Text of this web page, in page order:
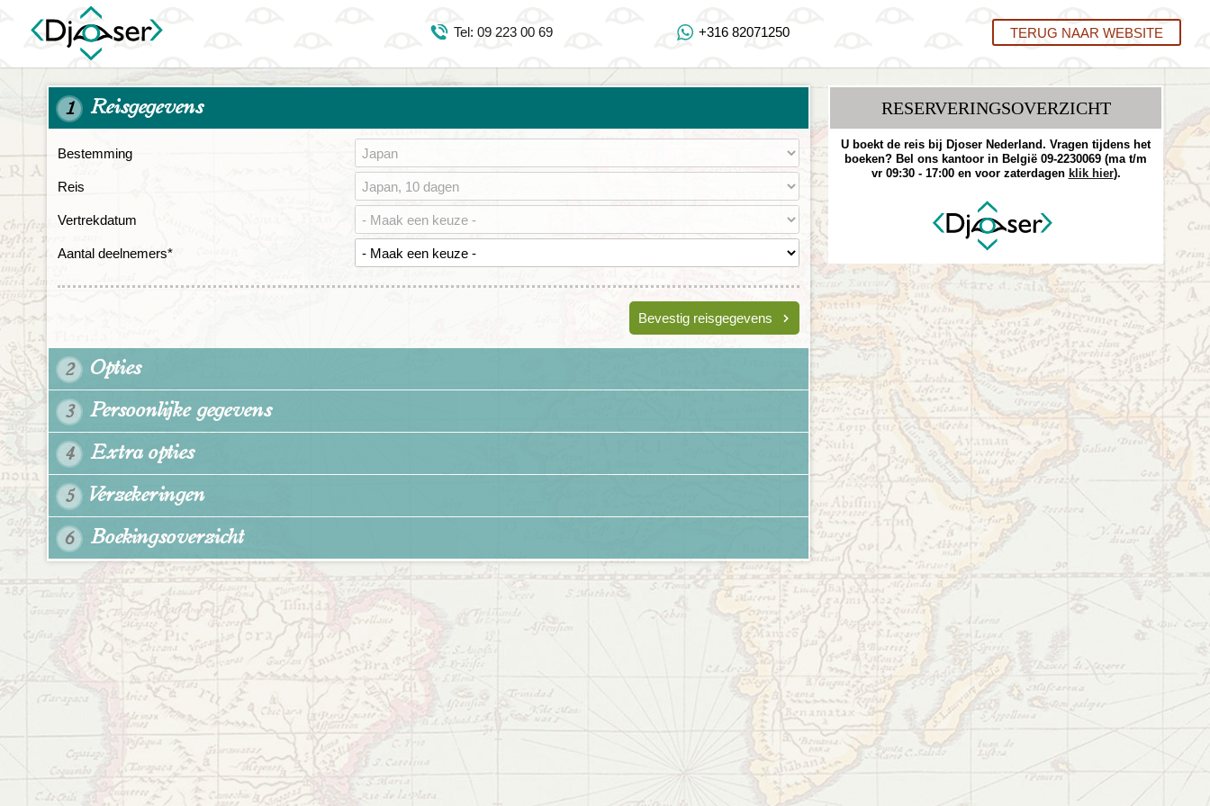
Tel: 09 223 00 69
https://www.youtube.com/user/DjoserWebsite
https://www.instagram.com/djoser_reizen/
Tel: 09 223 00 69 +316 82071250 TERUG NAAR WEBSITE
1 Reisgegevens
Bestemming
Reis
Vertrekdatum
Aantal deelnemers*
Bevestig reisgegevens
2 Opties
3 Persoonlijke gegevens
4 Extra opties
5 Verzekeringen
6 Boekingsoverzicht
RESERVERINGS­OVERZICHT
U boekt de reis bij Djoser Nederland. Vragen tijdens het
boeken? Bel ons kantoor in België 09-2230069 (ma t/m
vr 09:30 - 17:00 en voor zaterdagen klik hier).